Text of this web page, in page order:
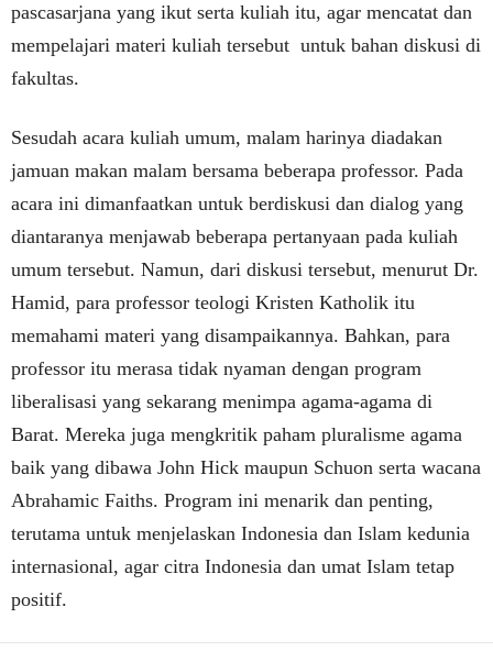
pascasarjana yang ikut serta kuliah itu, agar mencatat dan
mempelajari materi kuliah tersebut untuk bahan diskusi di
fakultas.
Sesudah acara kuliah umum, malam harinya diadakan
jamuan makan malam bersama beberapa professor. Pada
acara ini dimanfaatkan untuk berdiskusi dan dialog yang
diantaranya menjawab beberapa pertanyaan pada kuliah
umum tersebut. Namun, dari diskusi tersebut, menurut Dr.
Hamid, para professor teologi Kristen Katholik itu
memahami materi yang disampaikannya. Bahkan, para
professor itu merasa tidak nyaman dengan program
liberalisasi yang sekarang menimpa agama-agama di
Barat. Mereka juga mengkritik paham pluralisme agama
baik yang dibawa John Hick maupun Schuon serta wacana
Abrahamic Faiths. Program ini menarik dan penting,
terutama untuk menjelaskan Indonesia dan Islam kedunia
internasional, agar citra Indonesia dan umat Islam tetap
positif.